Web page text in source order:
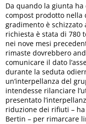
Da quando la giunta
compost prodotto nella
gradimento è schizzato
richiesta è stata di 780
nei nove mesi
rimaste dovrebbero
comunicare il dato
durante la seduta
un’interpellanza del
intendesse rilanciare
presentato
riduzione dei rifiuti –
Bertin – per rimarcare